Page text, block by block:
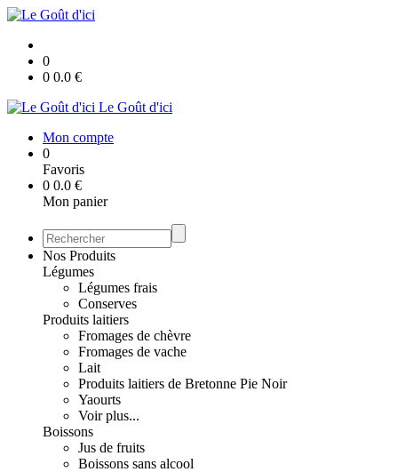
0
0 0.0 €
Le Goût d'ici
Mon compte
0
Favoris
0 0.0 €
Mon panier
Nos Produits
Légumes
Légumes frais
Conserves
Produits laitiers
Fromages de chèvre
Fromages de vache
Lait
Produits laitiers de Bretonne Pie Noir
Yaourts
Voir plus...
Boissons
Jus de fruits
Boissons sans alcool